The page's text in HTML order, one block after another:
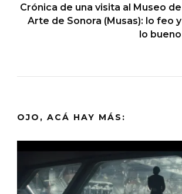
Crónica de una visita al Museo de
Arte de Sonora (Musas): lo feo y
lo bueno
OJO, ACÁ HAY MÁS: